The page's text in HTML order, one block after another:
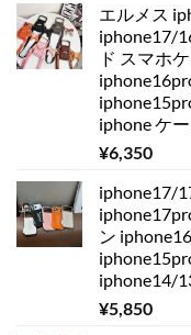
エルメス
iphone17/
ド スマホ
iphone ケ
¥6,350
iphone17/
ン
iphone14/
¥5,850